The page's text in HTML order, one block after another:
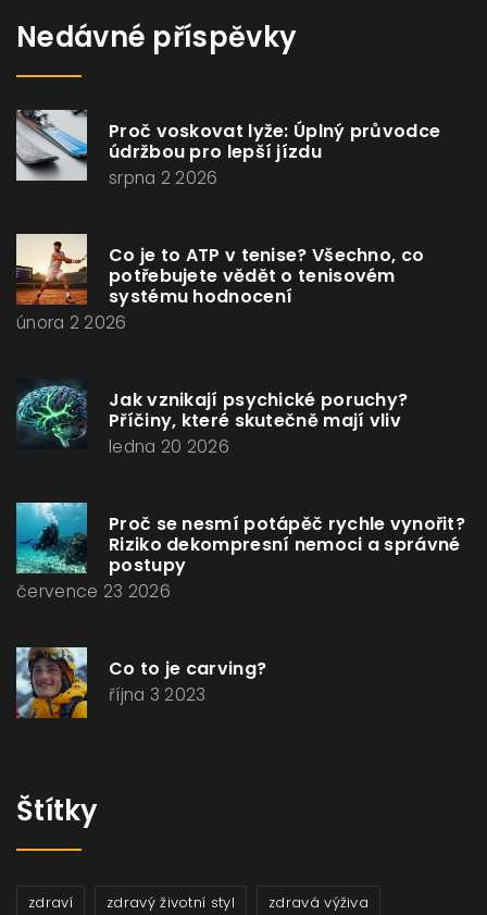
Nedávné příspěvky
Proč voskovat lyže: Úplný průvodce
údržbou pro lepší jízdu
srpna 2 2026
Co je to ATP v tenise? Všechno, co
potřebujete vědět o tenisovém
systému hodnocení
února 2 2026
Jak vznikají psychické poruchy?
Příčiny, které skutečně mají vliv
ledna 20 2026
Proč se nesmí potápěč rychle vynořit?
Riziko dekompresní nemoci a správné
postupy
července 23 2026
Co to je carving?
října 3 2023
Štítky
zdraví zdravý životní styl zdravá výživa